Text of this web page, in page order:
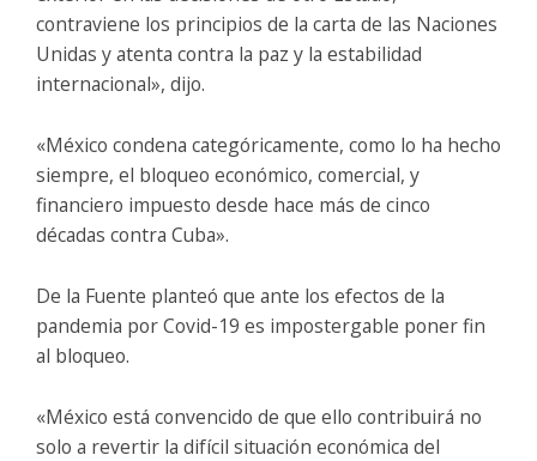
contraviene los principios de la carta de las Naciones
Unidas y atenta contra la paz y la estabilidad
internacional», dijo.
«México condena categóricamente, como lo ha hecho
siempre, el bloqueo económico, comercial, y
financiero impuesto desde hace más de cinco
décadas contra Cuba».
De la Fuente planteó que ante los efectos de la
pandemia por Covid-19 es impostergable poner fin
al bloqueo.
«México está convencido de que ello contribuirá no
solo a revertir la difícil situación económica del